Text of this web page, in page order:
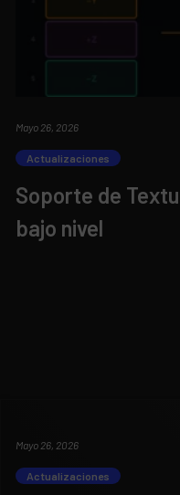
Mayo 26, 2026
Actualizaciones
Soporte de
bajo nivel
Mayo 26, 2026
Actualizaciones